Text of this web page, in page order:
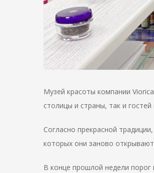
Музей красоты компании
столицы и страны, так и гостей
Согласно прекрасной
которых они заново
В конце прошлой недели